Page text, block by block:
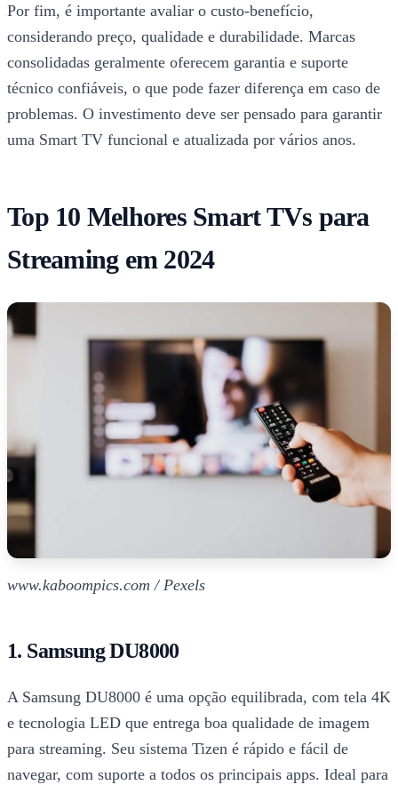
Por fim, é importante avaliar o custo-benefício,
considerando preço, qualidade e durabilidade. Marcas
consolidadas geralmente oferecem garantia e suporte
técnico confiáveis, o que pode fazer diferença em caso de
problemas. O investimento deve ser pensado para garantir
uma Smart TV funcional e atualizada por vários anos.
Top 10 Melhores Smart TVs para
Streaming em 2024
www.kaboompics.com / Pexels
1. Samsung DU8000
A Samsung DU8000 é uma opção equilibrada, com tela 4K
e tecnologia LED que entrega boa qualidade de imagem
para streaming. Seu sistema Tizen é rápido e fácil de
navegar, com suporte a todos os principais apps. Ideal para